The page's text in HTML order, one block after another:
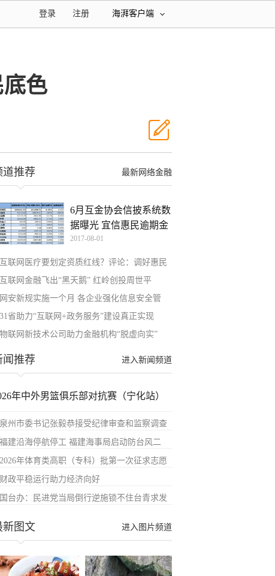
海湃客户端
注册
登录
色
最新网络金融
道推荐
6月互金协会信披系统数
据曝光 宜信惠民逾期金
2017-08-01
互联网医疗要划定资质红线？评论：调好惠民
互联网金融飞出“黑天鹅” 红岭创投周世平
网安新规实施一个月 各企业强化信息安全管
31省助力“互联网+政务服务”建设真正实现
物联网新技术公司助力金融机构“脱虚向实”
进入新闻频道
闻推荐
年中外男篮俱乐部对抗赛（宁化站）
泉州市委书记张毅恭接受纪律审查和监察调查
福建沿海停航停工 福建海事局启动防台风二
2026年体育类高职（专科）批第一次征求志愿
财政平稳运行助力经济向好
国台办：民进党当局倒行逆施锁不住台青求发
进入图片频道
新图文